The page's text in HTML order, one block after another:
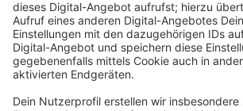
Zuvor ist noch in einem Prozess ist ein
Mann aus Rheinbach angeklagt. Er soll
besitzen. Anschließend geht es um
Zülpich. Ihn hat die Staatsanwaltschaft
weil er Drogen besessen haben soll. In